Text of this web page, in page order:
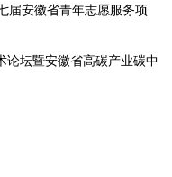
届安徽省青年志愿服务项
论坛暨安徽省高碳产业碳中